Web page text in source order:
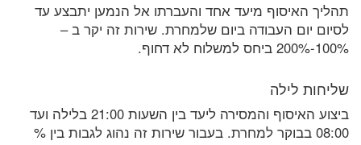
תהליך האיסוף מיעד אחד והעברתו אל הנמען יתבצע עד
לסיום יום העבודה ביום שלמחרת. שירות זה יקר ב –
100%-200% ביחס למשלוח לא דחוף.
שליחות לילה
ביצוע האיסוף והמסירה ליעד בין השעות 21:00 בלילה ועד
08:00 בבוקר למחרת. בעבור שירות זה נהוג לגבות בין %